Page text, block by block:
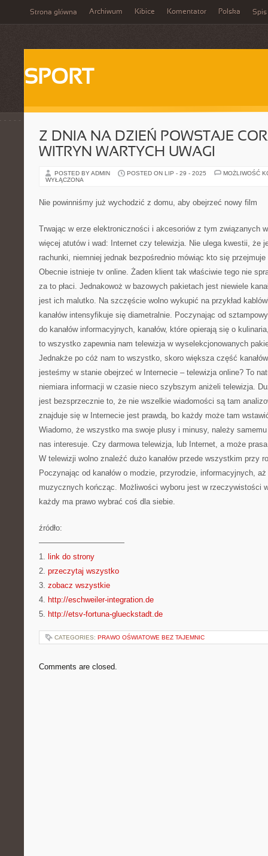
Strona główna Archiwum Kibice Komentator Polska Spis
SPORT
Z DNIA NA DZIEŃ POWSTAJE
WITRYN WARTYCH UWAGI
POSTED BY ADMIN POSTED ON LIP - 29 - 2025
MOŻLIWOŚĆ
WYŁĄCZONA
Nie powinniśmy już wychodzić z domu, aby obejrzeć nowy film
Trwając w erze elektroniczności i akcesoriów z tym związanych
więcej atutów i wad: Internet czy telewizja. Nie ulega kwestii, że
rachunki, niemniej jednak bezpośrednio mówiąc kto się przejmuje
Obecnie istnieje tv online. Żaden klient tak właściwie tego nie
za to płaci. Jednakowoż w bazowych pakietach jest niewiele
jest ich malutko. Na szczęście wolno wykupić na przykład
kanałów intensyfikuje się diametralnie. Poczynając od
do kanałów informacyjnych, kanałów, które opierają się o
to wszystko zapewnia nam telewizja w wyselekcjonowanych
Jednakże po cóż nam to wszystko, skoro większa część
jesteśmy w stanie obejrzeć w Internecie – telewizja online? To
niemiara informacji w czasie nieco szybszym aniżeli telewizja.
jest bezsprzecznie to, że nie wszelkie wiadomości są tam
znajduje się w Internecie jest prawdą, bo każdy może tam
Wiadomo, że wszystko ma swoje plusy i minusy, należy
nas interesuje. Czy darmowa telewizja, lub Internet, a może
W telewizji wolno znaleźć dużo kanałów przede wszystkim przy
Poczynając od kanałów o modzie, przyrodzie, informacyjnych,
muzycznych kończąc. Możliwości wyboru jest w rzeczywistości
każdy ma prawo wybrać coś dla siebie.
źródło:
———————————
1. link do strony
2. przeczytaj wszystko
3. zobacz wszystkie
4. http://eschweiler-integration.de
5. http://etsv-fortuna-glueckstadt.de
CATEGORIES: PRAWO OŚWIATOWE BEZ TAJEMNIC
Comments are closed.